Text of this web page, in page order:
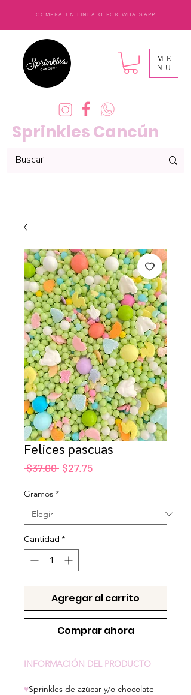
COMPRA EN LINEA O POR WHATSAPP
Sprinkles Cancún
ME
NU
Felices pascuas
$37.00 Precio
$27.75Precio
Gramos *
Cantidad *
Agregar al carrito
Comprar ahora
INFORMACIÓN DEL PRODUCTO
♥Sprinkles de azúcar y/o chocolate